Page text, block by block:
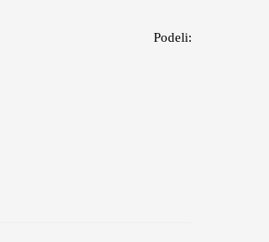
Podeli: